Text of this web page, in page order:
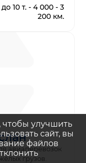
до 10 т. - 4 000 - 3
200 км.
авиаперевозок
грузов.
улучшить
сайт, вы
файлов